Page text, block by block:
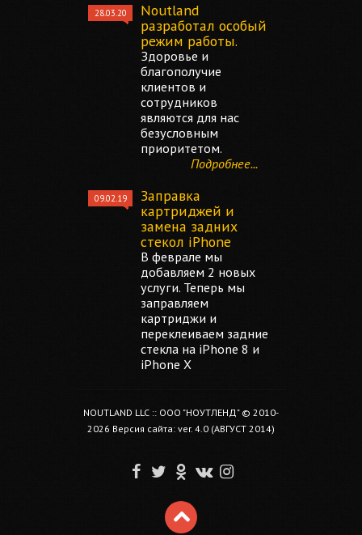
28.03.20
Noutland
разработал особый
режим работы.
Здоровье и
благополучие
клиентов и
сотрудников
являются для нас
безусловным
приоритетом.
Подробнее...
09.02.19
Заправка
картриджей и
замена задних
стекол iPhone
В феврале мы
добавляем 2 новых
услуги. Теперь мы
заправляем
картриджи и
переклеиваем задние
стекла на iPhone 8 и
iPhone X
NOUTLAND LLC :: ООО "НОУТЛЕНД" © 2010-
2026 Версия сайта: ver. 4.0 (АВГУСТ 2014)
F T O V I